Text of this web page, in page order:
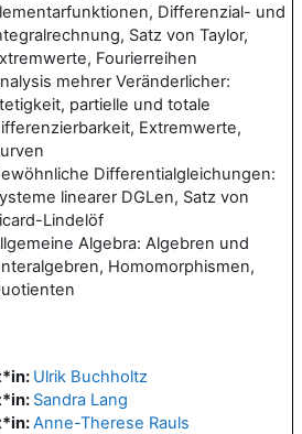
Differenzial- und
Satz von Taylor,
Fourierreihen
mehrer Veränderlicher:
partielle und totale
Extremwerte,
Differentialgleichungen:
linearer DGLen, Satz von
Lindelöf
Algebra: Algebren und
Homomorphismen,
Ulrik Buchholtz
Sandra Lang
Anne-Therese Rauls